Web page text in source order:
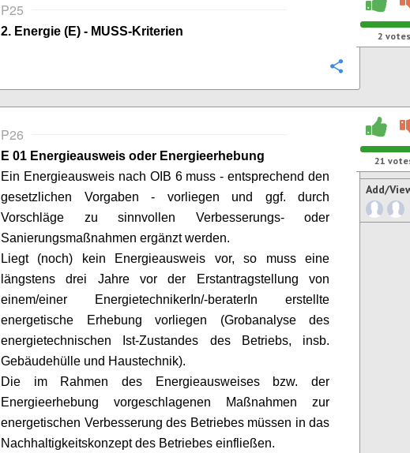
P25
2. Energie (E) - MUSS-Kriterien 2 votes
P26
E 01 Energieausweis oder Energieerhebung
Ein Energieausweis nach OIB 6 muss - entsprechend den
gesetzlichen Vorgaben - vorliegen und ggf. durch
Vorschläge zu sinnvollen Verbesserungs- oder
Sanierungsmaßnahmen ergänzt werden.
Liegt (noch) kein Energieausweis vor, so muss eine
längstens drei Jahre vor der Erstantragstellung von
einem/einer
EnergietechnikerIn/-beraterIn erstellte
energetische Erhebung vorliegen (Grobanalyse des
energietechnischen Ist-Zustandes des Betriebs, insb.
Gebäudehülle und Haustechnik).
Die im Rahmen des Energieausweises bzw. der
Energieerhebung vorgeschlagenen Maßnahmen zur
energetischen Verbesserung des Betriebes müssen in das
Nachhaltigkeitskonzept des Betriebes einfließen.
21
Add/